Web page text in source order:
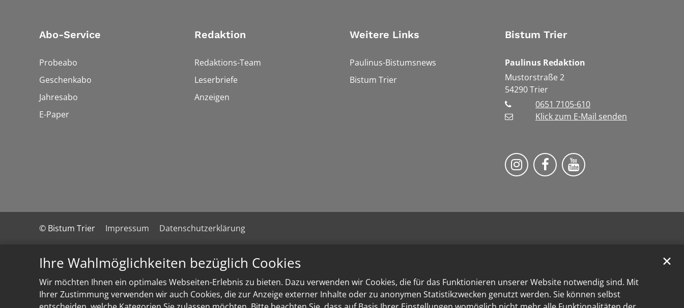
Ihre Wahlmöglichkeiten bezüglich Cookies
Wir möchten Ihnen ein optimales Webseiten-Erlebnis zu bieten. Dazu verwenden wir Cookies, die für das Funktionieren unserer Website notwendig sind. Mit
Ihrer Zustimmung verwenden wir auch Cookies, die zur Anzeige externer Inhalte oder zu anonymen Statistikzwecken genutzt werden. Sie können selbst
✕
Abo-Service
Probeabo
Geschenkabo
Jahresabo
E-Paper
Redaktion
Redaktions-Team
Leserbriefe
Anzeigen
Weitere Links
Paulinus-Bistumsnews
Bistum Trier
Bistum Trier
Paulinus Redaktion
Mustorstraße 2
54290Trier
0651 7105-610
Klick zum E-Mail senden
Bistum Trier auf Instragram
Bistum Trier auf Facebook
Bistum Trier auf
© Bistum Trier Impressum Datenschutzerklärung